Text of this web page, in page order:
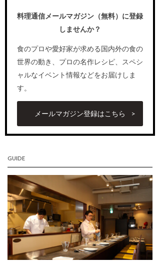
料理通信メールマガジン（無料）に登録
しませんか？
食のプロや愛好家が求める国内外の食の
世界の動き、プロの名作レシピ、スペシ
ャルなイベント情報などをお届けしま
す。
メールマガジン登録はこちら
GUIDE